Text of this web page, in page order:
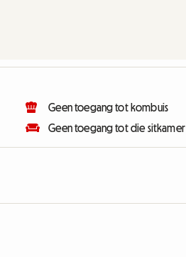
Geen toegang tot kombuis
Geen toegang tot die sitkamer